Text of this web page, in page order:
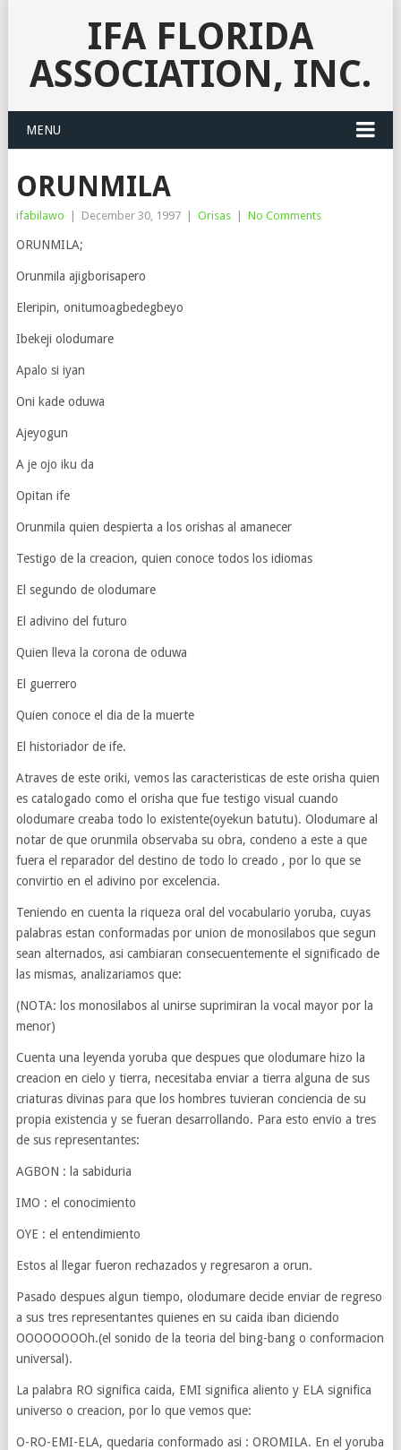
IFA FLORIDA
ASSOCIATION, INC.
MENU
ORUNMILA
ifabilawo December 30, 1997 Orisas No Comments
ORUNMILA;
Orunmila ajigborisapero
Eleripin, onitumoagbedegbeyo
Ibekeji olodumare
Apalo si iyan
Oni kade oduwa
Ajeyogun
A je ojo iku da
Opitan ife
Orunmila quien despierta a los orishas al amanecer
Testigo de la creacion, quien conoce todos los idiomas
El segundo de olodumare
El adivino del futuro
Quien lleva la corona de oduwa
El guerrero
Quien conoce el dia de la muerte
El historiador de ife.
Atraves de este oriki, vemos las caracteristicas de este orisha quien
es catalogado como el orisha que fue testigo visual cuando
olodumare creaba todo lo existente(oyekun batutu). Olodumare al
notar de que orunmila observaba su obra, condeno a este a que
fuera el reparador del destino de todo lo creado , por lo que se
convirtio en el adivino por excelencia.
Teniendo en cuenta la riqueza oral del vocabulario yoruba, cuyas
palabras estan conformadas por union de monosilabos que segun
sean alternados, asi cambiaran consecuentemente el significado de
las mismas, analizariamos que:
(NOTA: los monosilabos al unirse suprimiran la vocal mayor por la
menor)
Cuenta una leyenda yoruba que despues que olodumare hizo la
creacion en cielo y tierra, necesitaba enviar a tierra alguna de sus
criaturas divinas para que los hombres tuvieran conciencia de su
propia existencia y se fueran desarrollando. Para esto envio a tres
de sus representantes:
AGBON : la sabiduria
IMO : el conocimiento
OYE : el entendimiento
Estos al llegar fueron rechazados y regresaron a orun.
Pasado despues algun tiempo, olodumare decide enviar de regreso
a sus tres representantes quienes en su caida iban diciendo
OOOOOOOOh.(el sonido de la teoria del bing-bang o conformacion
universal).
La palabra RO significa caida, EMI significa aliento y ELA significa
universo o creacion, por lo que vemos que:
O-RO-EMI-ELA, quedaria conformado asi : OROMILA. En el yoruba